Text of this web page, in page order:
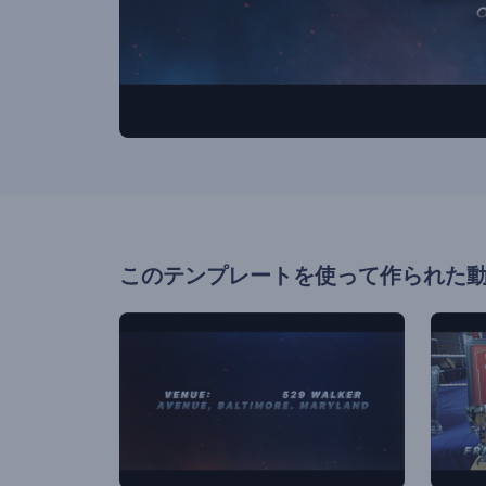
このテンプレートを使って作られた